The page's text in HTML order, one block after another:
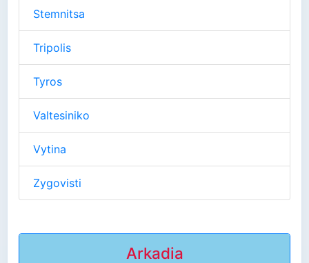
Stemnitsa
Tripolis
Tyros
Valtesiniko
Vytina
Zygovisti
Arkadia